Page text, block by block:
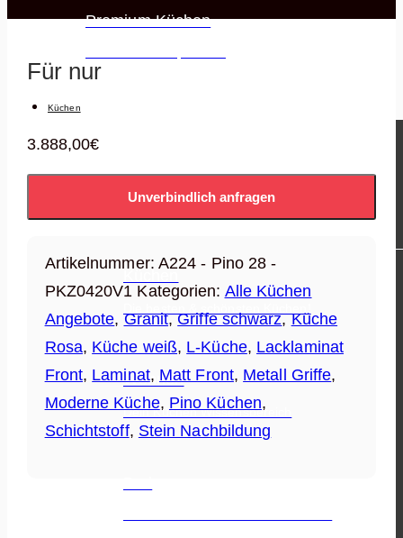
Premium Küchen
Küchen
WARENGRUPPEN
Wohnen
Dein Küchen Wissensbereich
Für nur
3.888,00€
Unverbindlich anfragen
Artikelnummer: A224 - Pino 28 -
PKZ0420V1 Kategorien: Alle Küchen
Angebote,Granit,Griffe schwarz,Küche
Rosa, Küche weiß, L-Küche, Lacklaminat
Front, Laminat, Matt Front, Metall Griffe,
Moderne Küche, Pino Küchen,
Schichtstoff, Stein Nachbildung